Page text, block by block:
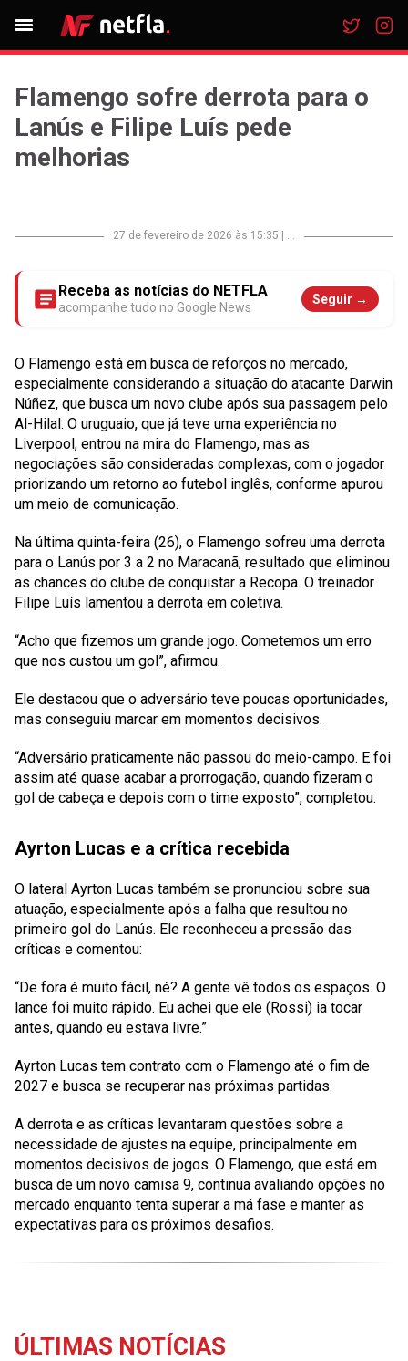
Flamengo sofre derrota para o
Lanús e Filipe Luís pede
melhorias
27 de fevereiro de 2026 às 15:35 ...
Receba as notícias do NETFLA
acompanhe tudo no Google News
Seguir →
O Flamengo está em busca de reforços no mercado,
especialmente considerando a situação do atacante Darwin
Núñez, que busca um novo clube após sua passagem pelo
Al-Hilal. O uruguaio, que já teve uma experiência no
Liverpool, entrou na mira do Flamengo, mas as
negociações são consideradas complexas, com o jogador
priorizando um retorno ao futebol inglês, conforme apurou
um meio de comunicação.
Na última quinta-feira (26), o Flamengo sofreu uma derrota
para o Lanús por 3 a 2 no Maracanã, resultado que eliminou
as chances do clube de conquistar a Recopa. O treinador
Filipe Luís lamentou a derrota em coletiva.
“Acho que fizemos um grande jogo. Cometemos um erro
que nos custou um gol”, afirmou.
Ele destacou que o adversário teve poucas oportunidades,
mas conseguiu marcar em momentos decisivos.
“Adversário praticamente não passou do meio-campo. E foi
assim até quase acabar a prorrogação, quando fizeram o
gol de cabeça e depois com o time exposto”, completou.
Ayrton Lucas e a crítica recebida
O lateral Ayrton Lucas também se pronunciou sobre sua
atuação, especialmente após a falha que resultou no
primeiro gol do Lanús. Ele reconheceu a pressão das
críticas e comentou:
“De fora é muito fácil, né? A gente vê todos os espaços. O
lance foi muito rápido. Eu achei que ele (Rossi) ia tocar
antes, quando eu estava livre.”
Ayrton Lucas tem contrato com o Flamengo até o fim de
2027 e busca se recuperar nas próximas partidas.
A derrota e as críticas levantaram questões sobre a
necessidade de ajustes na equipe, principalmente em
momentos decisivos de jogos. O Flamengo, que está em
busca de um novo camisa 9, continua avaliando opções no
mercado enquanto tenta superar a má fase e manter as
expectativas para os próximos desafios.
ÚLTIMAS NOTÍCIAS